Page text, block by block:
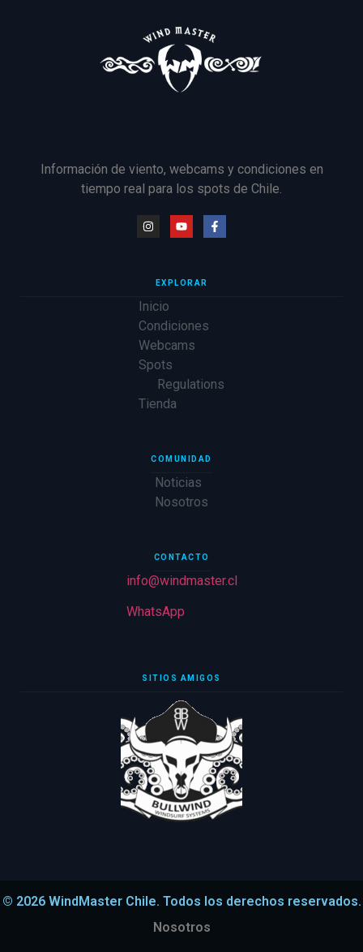
Información de viento, webcams y condiciones en
tiempo real para los spots de Chile.
EXPLORAR
Inicio
Condiciones
Webcams
Spots
Regulations
Tienda
COMUNIDAD
Noticias
Nosotros
CONTACTO
info@windmaster.cl
WhatsApp
SITIOS AMIGOS
© 2026 WindMaster Chile. Todos los derechos reservados.
Nosotros